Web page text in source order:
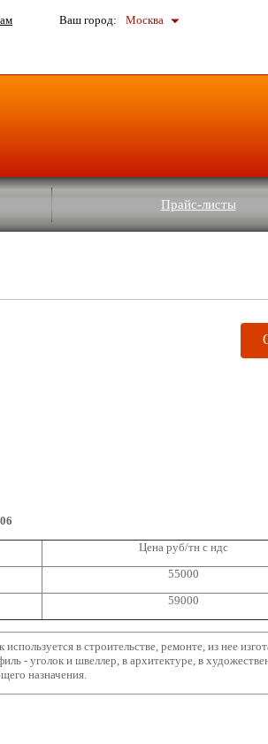
Ваш город: Москва
Прайс-листы
Цена руб/тн с ндс
55000
59000
в строительстве, ремонте, из нее
- уголок и швеллер, в архитектуре, в
назначения.